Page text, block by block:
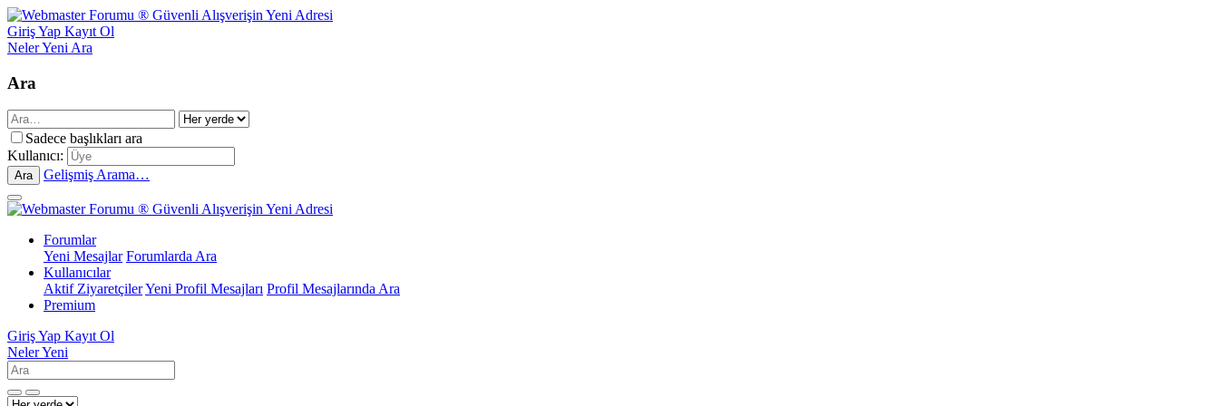
Giriş Yap Kayıt Ol
Neler Yeni Ara
Ara
Sadece başlıkları ara
Kullanıcı:
Ara Gelişmiş Arama…
Forumlar
Yeni Mesajlar Forumlarda Ara
Kullanıcılar
Aktif ZiyaretçilerYeni Profil Mesajları Profil Mesajlarında Ara
Premium
Giriş Yap Kayıt Ol
Neler Yeni